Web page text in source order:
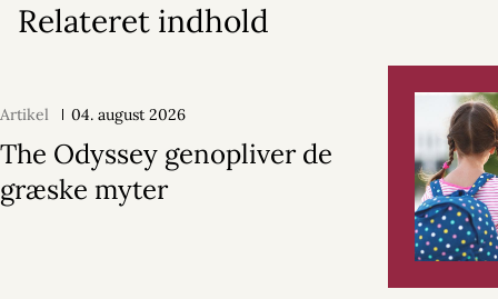
Relateret indhold
Artikel 04. august 2026
The Odyssey genopliver de
græske myter